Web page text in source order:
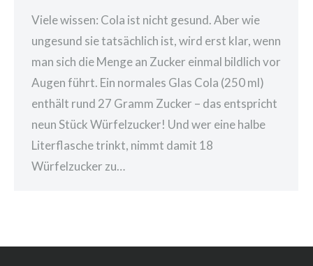
Viele wissen: Cola ist nicht gesund. Aber wie
ungesund sie tatsächlich ist, wird erst klar, wenn
man sich die Menge an Zucker einmal bildlich vor
Augen führt. Ein normales Glas Cola (250 ml)
enthält rund 27 Gramm Zucker – das entspricht
neun Stück Würfelzucker! Und wer eine halbe
Literflasche trinkt, nimmt damit 18
Würfelzucker zu…